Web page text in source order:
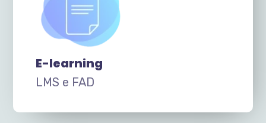
E-learning
LMS e FAD